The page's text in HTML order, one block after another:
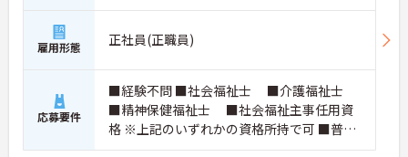
雇用形態 正社員(正職員)
応募要件
■経験不問 ■社会福祉士 ■介護福祉士
■精神保健福祉士 ■社会福祉主事任用資
格 ※上記のいずれかの資格所持で可 ■普通
自動車運転免許 ※必須（ＡＴ限定可）